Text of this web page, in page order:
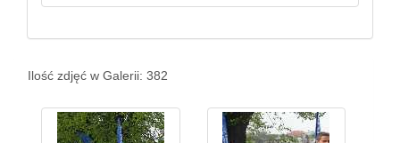
Ilość zdjęć w Galerii: 382